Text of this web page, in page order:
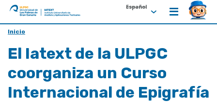
ULPGC
Ir
inicio
de
IATEXT
Español
Inicio
El Iatext de la ULPGC
coorganiza un Curso
Internacional de Epigrafía